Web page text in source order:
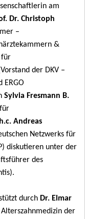
am
Dr. Christoph
–
&
für
der DKV –
ERGO
Sylvia Fresmann B.
Andreas
Netzwerks für
diskutieren unter der
des
durch Dr. Elmar
der